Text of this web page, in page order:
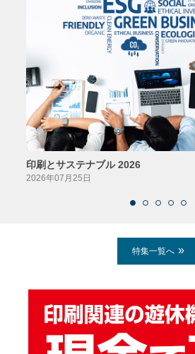
印刷とサステナブル 2026
2026年07月25日
特集一覧へ